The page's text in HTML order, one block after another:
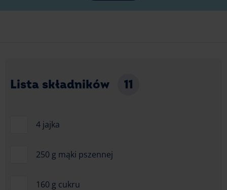
Lista składników 11
4 jajka
250 g mąki pszennej
160 g cukru